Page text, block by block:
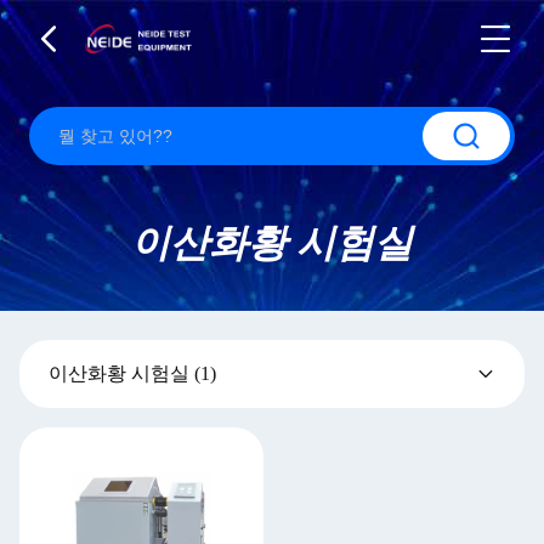
이산화황 시험실
이산화황 시험실 (1)